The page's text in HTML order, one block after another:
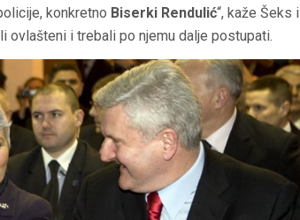
konkretno Biserki Rendulić“, kaže Šeks i
ovlašteni i trebali po njemu dalje postupati.